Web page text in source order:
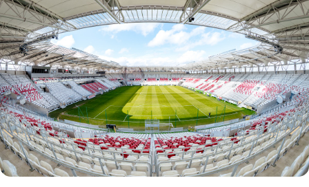
Akademia
Biznes
Dla mediów
Kibice